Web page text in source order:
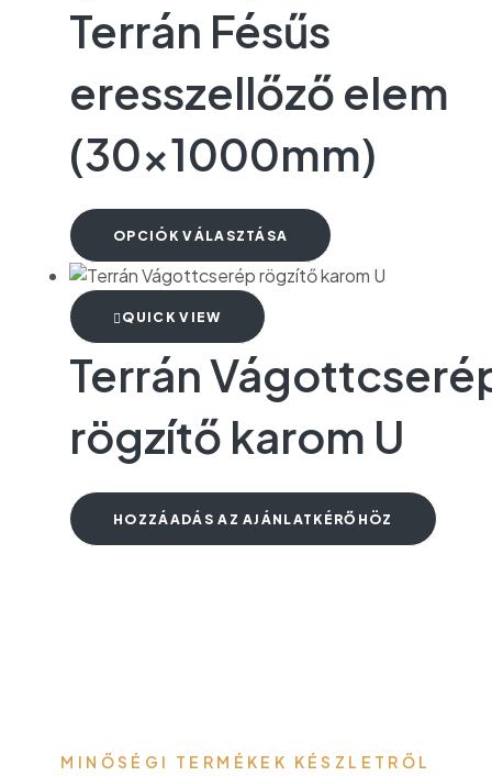
Terrán Fésűs
eresszellőző elem
(30x1000mm)
OPCIÓK VÁLASZTÁSA
QUICK VIEW
Terrán
rögzítő karom U
HOZZÁADÁS AZ AJÁNLATKÉRŐHÖZ
MINŐSÉGI TERMÉKEK KÉSZLETRŐL